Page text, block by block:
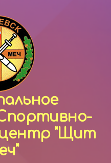
"Щит